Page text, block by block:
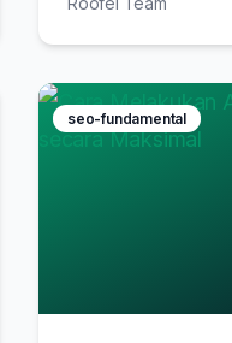
seo-fundamental